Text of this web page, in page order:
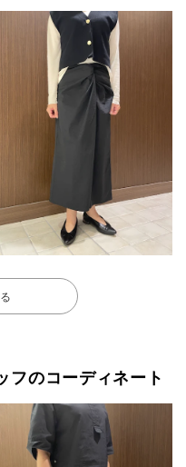
のコーディネート